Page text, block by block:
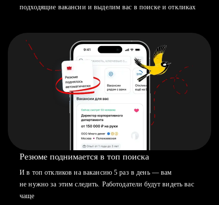
подходящие вакансии и выделим вас в поиске и откликах
Резюме поднимается в топ поиска
И в топ откликов на вакансию 5 раз в день — вам
не нужно за этим следить. Работодатели будут видеть вас
чаще